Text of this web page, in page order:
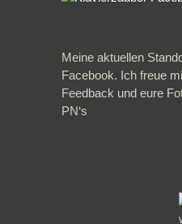
Meine aktuellen
Facebook. Ich freue
Feedback und eure
PN‘s